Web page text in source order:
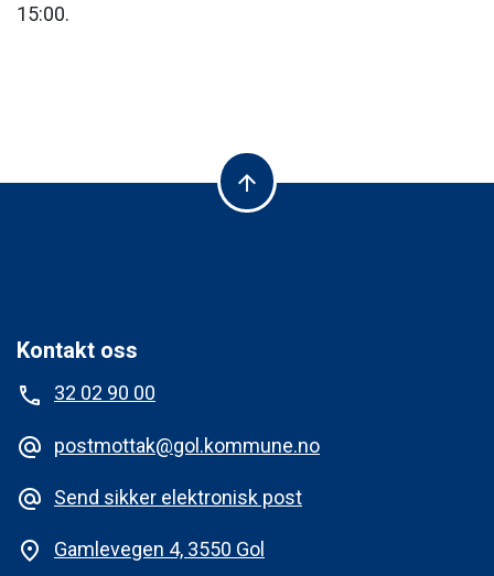
15:00.
arrow_upward
Kontakt oss
phone
32 02 90 00
alternate_email postmottak@gol.kommune.no
alternate_email Send sikker elektronisk post
place Gamlevegen 4, 3550 Gol